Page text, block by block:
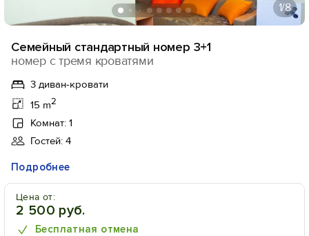
1/8
Семейный стандартный номер 3+1
номер с тремя кроватями
3 диван-кровати
15 m2
Комнат: 1
Гостей: 4
Подробнее
Цена от:
2 500 руб.
Бесплатная отмена